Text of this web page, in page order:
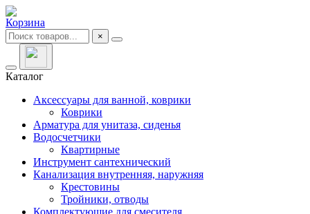
Корзина
×
Каталог
Аксессуары для ванной, коврики
Коврики
Арматура для унитаза, сиденья
Водосчетчики
Квартирные
Инструмент сантехнический
Канализация внутренняя, наружняя
Крестовины
Тройники, отводы
Комплектующие для смесителя